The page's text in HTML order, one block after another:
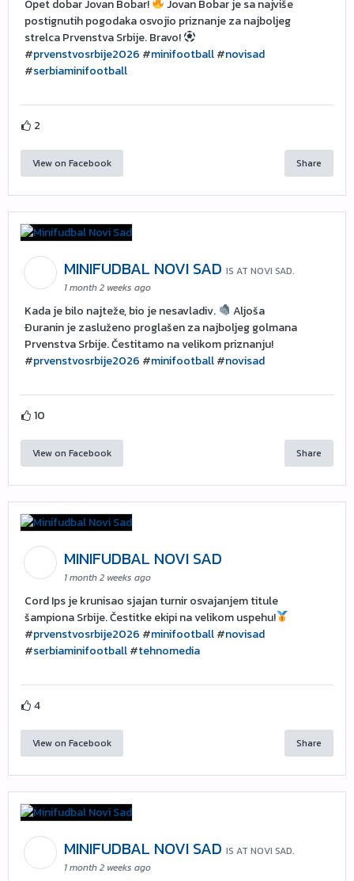
Opet dobar Jovan Bobar!
Jovan Bobar je sa najviše
postignutih pogodaka osvojio priznanje za najboljeg
strelca Prvenstva Srbije. Bravo!
#prvenstvosrbije2026 #minifootball#novisad
#serbiaminifootball
2
View on Facebook Share
MINIFUDBAL NOVI SAD IS AT NOVI SAD.
1 month 2 weeks ago
Kada je bilo najteže, bio je nesavladiv.
Aljoša
Đuranin je zasluženo proglašen za najboljeg golmana
Prvenstva Srbije. Čestitamo na velikom priznanju!
#prvenstvosrbije2026 #minifootball#novisad
10
View on Facebook Share
MINIFUDBAL NOVI SAD
1 month 2 weeks ago
Cord Ips je krunisao sjajan turnir osvajanjem titule
šampiona Srbije. Čestitke ekipi na velikom uspehu!
#prvenstvosrbije2026 #minifootball#novisad
#serbiaminifootball#tehnomedia
4
View on Facebook Share
MINIFUDBAL NOVI SAD IS AT NOVI SAD.
1 month 2 weeks ago